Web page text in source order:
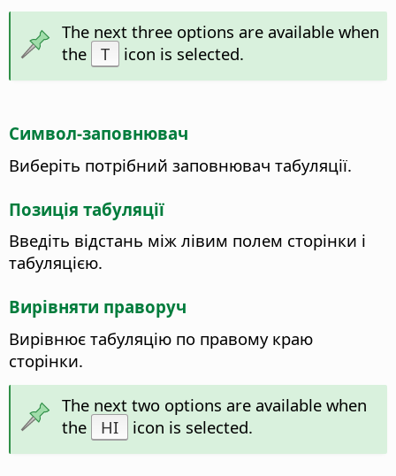
The next three options are available when
the
T icon is selected.
Символ-заповнювач
Виберіть потрібний заповнювач табуляції.
Позиція табуляції
Введіть відстань між лівим полем сторінки і
табуляцією.
Вирівняти праворуч
Вирівнює табуляцію по правому краю
сторінки.
The next two options are available when
the
HI icon is selected.